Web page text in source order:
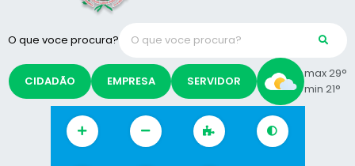
O que voce procura?
CIDADÃO EMPRESA SERVIDOR
max 29°
min 21°